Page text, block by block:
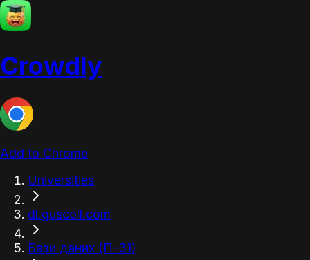
Crowdly
Add to Chrome
Universities
dl.guscoll.com
Бази даних (П-31)